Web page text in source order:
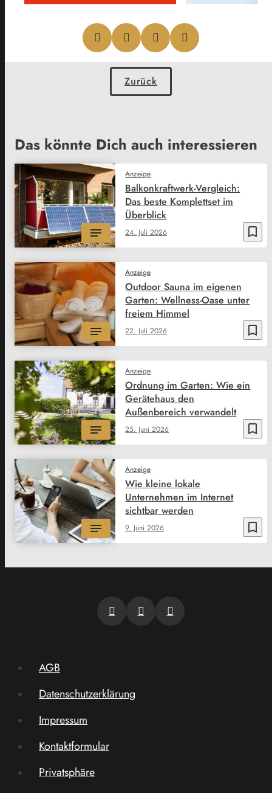
Zurück
Das könnte Dich auch interessieren
bookmark_border
24. Juli 2026
Anzeige
Balkonkraftwerk-Vergleich:
Das beste Komplettset im
Überblick
bookmark_border
22. Juli 2026
Anzeige
Outdoor Sauna im eigenen
Garten: Wellness-Oase unter
freiem Himmel
bookmark_border
25. Juni 2026
Anzeige
Ordnung im Garten: Wie ein
Gerätehaus den
Außenbereich verwandelt
bookmark_border
9. Juni 2026
Anzeige
Wie kleine lokale
Unternehmen im Internet
sichtbar werden
AGB
Datenschutzerklärung
Impressum
Kontaktformular
Privatsphäre